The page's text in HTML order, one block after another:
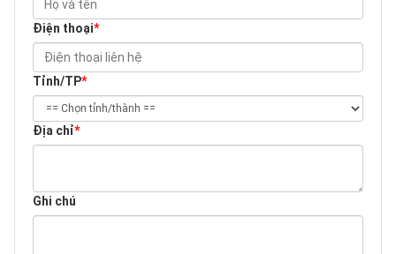
Điện thoại*
Tỉnh/TP*
Địa chỉ*
Ghi chú